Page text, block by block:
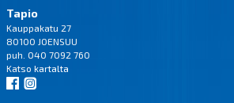
Tapio
Kauppakatu 27
80100 JOENSUU
puh. 040 7092 760
Katso kartalta